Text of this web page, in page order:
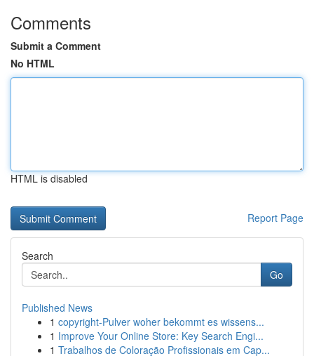
Comments
Submit a Comment
No HTML
HTML is disabled
Report Page
Search
Go
Published News
1 copyright-Pulver woher bekommt es wissens...
1 Improve Your Online Store: Key Search Engi...
1 Trabalhos de Coloração Profissionais em Cap...